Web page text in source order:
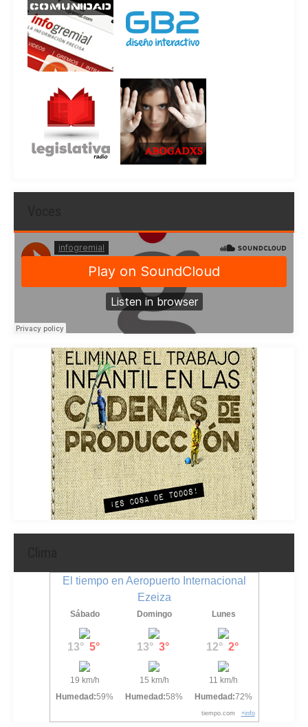
El tiempo en Aeropuerto Internacional
Ezeiza
Sábado
13° 5°
19 km/h
Humedad:59%
Domingo
13° 3°
15 km/h
Humedad:58%
Lunes
12° 2°
11 km/h
Humedad:72%
tiempo.com +info